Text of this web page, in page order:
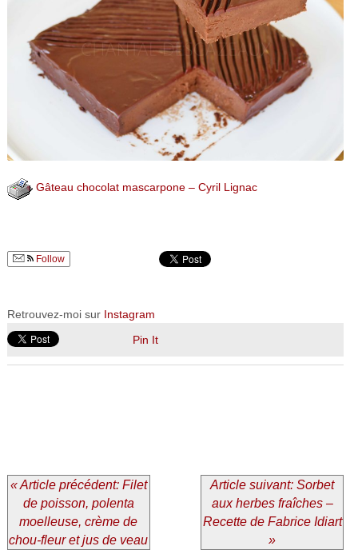
Gâteau chocolat mascarpone – Cyril Lignac
Follow
Retrouvez-moi sur Instagram
Pin It
« Article précédent: Filet
de poisson, polenta
moelleuse, crème de
chou-fleur et jus de veau
Article suivant: Sorbet
aux herbes fraîches –
Recette de Fabrice Idiart
»